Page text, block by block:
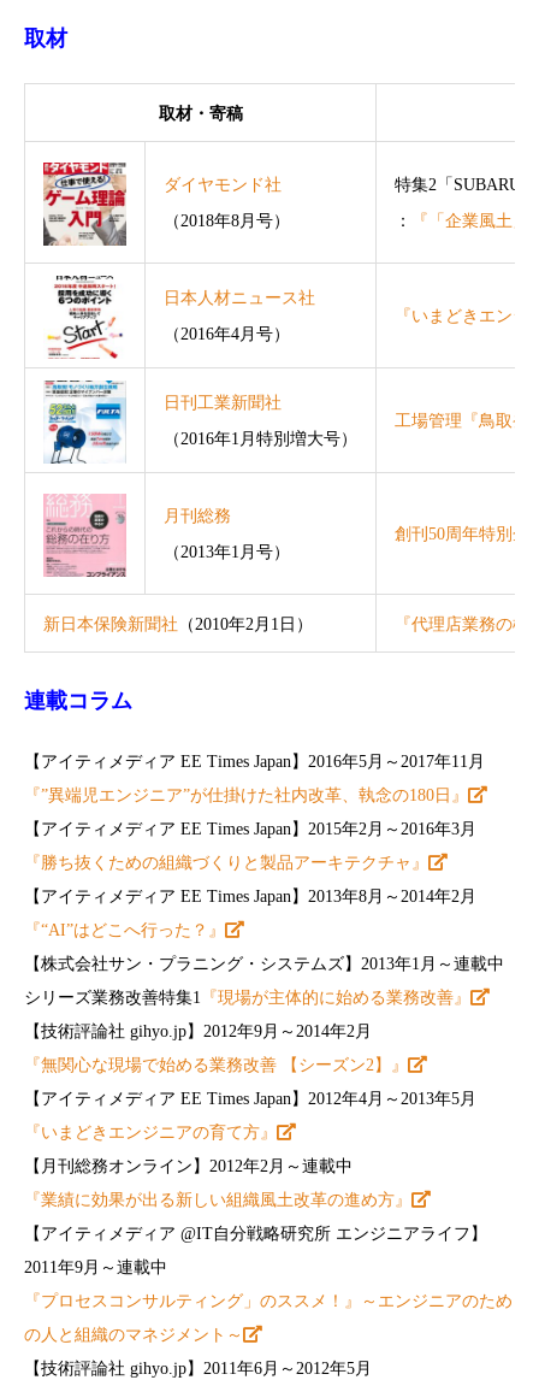
取材
取材・寄稿
ダイヤモンド社
（2018年8月号）
特集2「SUBARU
：
『「企業風土
日本人材ニュース社
（2016年4月号）
『いまどきエン
日刊工業新聞社
（2016年1月特別増大号）
工場管理『鳥取発
月刊総務
（2013年1月号）
創刊50周年特別企
新日本保険新聞社 （2010年2月1日） 『代理店業務の
連載コラム
【アイティメディア EE Times Japan】2016年5月～2017年11月
『”異端児エンジニア”が仕掛けた社内改革、執念の180日』
【アイティメディア EE Times Japan】2015年2月～2016年3月
『勝ち抜くための組織づくりと製品アーキテクチャ』
【アイティメディア EE Times Japan】2013年8月～2014年2月
『“AI”はどこへ行った？』
【株式会社サン・プラニング・システムズ】2013年1月～連載中
シリーズ業務改善特集1 『現場が主体的に始める業務改善』
【技術評論社 gihyo.jp】2012年9月～2014年2月
『無関心な現場で始める業務改善 【シーズン2】』
【アイティメディア EE Times Japan】2012年4月～2013年5月
『いまどきエンジニアの育て方』
【月刊総務オンライン】2012年2月～連載中
『業績に効果が出る新しい組織風土改革の進め方』
【アイティメディア @IT自分戦略研究所 エンジニアライフ】
2011年9月～連載中
『プロセスコンサルティング」のススメ！』～エンジニアのため
の人と組織のマネジメント～
【技術評論社 gihyo.jp】2011年6月～2012年5月